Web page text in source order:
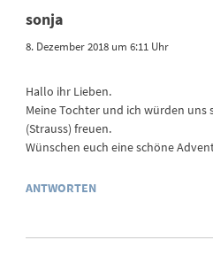
sonja
8. Dezember 2018 um 6:11 Uhr
Hallo ihr Lieben.
Meine Tochter und ich würden uns
(Strauss) freuen.
Wünschen euch eine schöne
ANTWORTEN